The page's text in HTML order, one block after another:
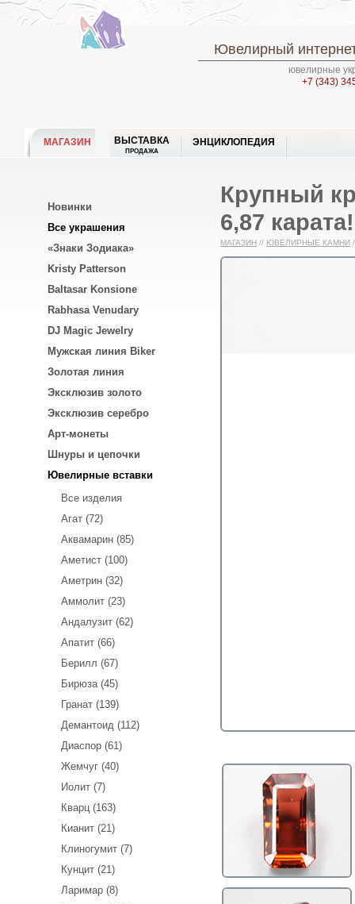
Ювелирный
ювелирные
+7 (343)
МАГАЗИН ВЫСТАВКА
ПРОДАЖА
ЭНЦИКЛОПЕДИЯ
Новинки
Все украшения
«Знаки Зодиака»
Kristy Patterson
Baltasar Konsione
Rabhasa Venudary
DJ Magic Jewelry
Мужская линия Biker
Золотая линия
Эксклюзив золото
Эксклюзив серебро
Арт-монеты
Шнуры и цепочки
Ювелирные вставки
Все изделия
Агат (72)
Аквамарин (85)
Аметист (100)
Аметрин (32)
Аммолит (23)
Андалузит (62)
Апатит (66)
Берилл (67)
Бирюза (45)
Гранат (139)
Демантоид (112)
Диаспор (61)
Жемчуг (40)
Иолит (7)
Кварц (163)
Кианит (21)
Клиногумит (7)
Кунцит (21)
Ларимар (8)
Крупный
6,87 карата!
МАГАЗИН // ЮВЕЛИРНЫЕ КАМНИ